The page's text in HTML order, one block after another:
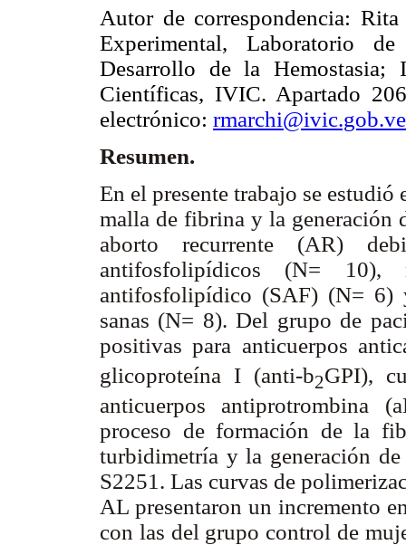
Autor de correspondencia:
Experimental, Laboratorio
Desarrollo de la Hemostasia;
Científicas, IVIC. Apartado
electrónico: rmarchi@ivic.gob.ve
Resumen.
En el presente trabajo se
malla de fibrina y la generación
aborto recurrente (AR)
antifosfolipídicos (N=
antifosfolipídico (SAF) (N= 6)
sanas (N= 8). Del grupo de
positivas para anticuerpos
glicoproteína I (anti-b2GPI),
anticuerpos antiprotrombina
proceso de formación de la
turbidimetría y la generación
S2251. Las curvas de
AL presentaron un incremento
con las del grupo control de